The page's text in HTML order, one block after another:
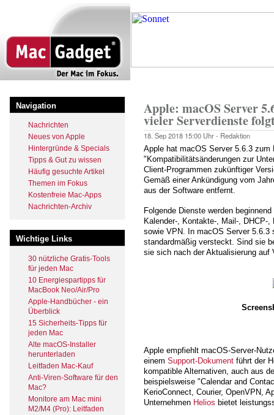
zum
Navigation
Nachrichten
Neues von Apple
Hintergründe & Specials
Tipps & Gut zu wissen
Häufig gesuchte Artikel
Themen im Fokus
Kostenfreie Mac-Apps
Nachrichten-Archiv
Wichtige Links
30 nützliche Gratis-Tools
für jeden Mac
10 Energiespartipps für
MacBook Neo/Air/Pro
Apple-Handbücher - ein
Überblick
15 Sicherheits-Tipps für
jeden Mac
Alte macOS-Installer
herunterladen
Leitfaden Mac-Kauf
Anti-Viren-Software für den
Mac?
Monitore am Mac mini
M2/M4 (Pro): Leitfaden
Apple: macOS Server
vieler Serverdienste
18. Sep 2018 15:00 Uhr - Redaktion
Apple hat macOS Server 5.6.3 zum
"Kompatibilitätsänderungen zur
Client-Programmen zukünftiger
Gemäß einer Ankündigung vom
aus der Software entfernt.
Folgende Dienste werden
Kalender-, Kontakte-, Mail-, DHCP-
sowie VPN. In macOS Server 5.6.3
standardmäßig versteckt. Sind sie
sie sich nach der Aktualisierung auf
Apple empfiehlt macOS-Server-
einem Support-Dokument führt der
kompatible Alternativen, auch aus
beispielsweise "Calendar and
KerioConnect, Courier, OpenVPN,
Unternehmen Helios bietet